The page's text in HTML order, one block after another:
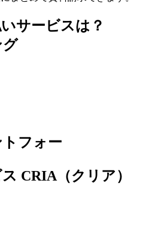
サービスは？
フォー
CRIA（クリア）